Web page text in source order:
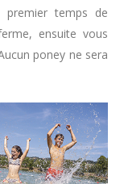
premier temps de
ensuite vous
poney ne sera